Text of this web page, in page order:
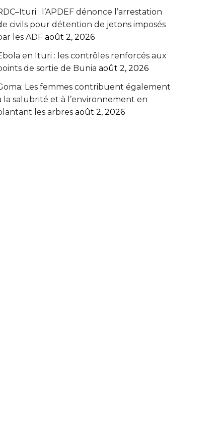
: l’APDEF dénonce l’arrestation
civils pour détention de jetons imposés
les ADF août 2, 2026
en Ituri : les contrôles renforcés aux
de sortie de Bunia août 2, 2026
Les femmes contribuent également
la salubrité et à l’environnement en
les arbres août 2, 2026